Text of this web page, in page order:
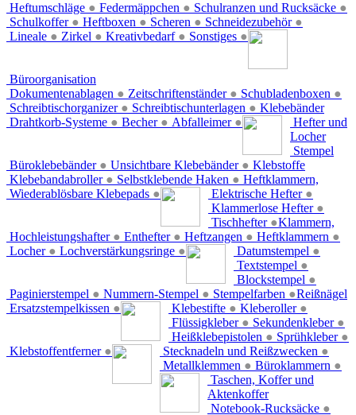
Heftumschläge ● Federmäppchen ● Schulranzen und Rucksäcke ●
Schulkoffer ● Heftboxen ● Scheren ● Schneidezubehör ●
Lineale ● Zirkel ● Kreativbedarf ● Sonstiges ●
Büroorganisation
Dokumentenablagen ● Zeitschriftenständer ● Schubladenboxen ●
Schreibtischorganizer ● Schreibtischunterlagen ●
Drahtkorb-Systeme ● Becher ● Abfalleimer ●
Klebebänder
Büroklebebänder ● Unsichtbare Klebebänder ●
Klebebandabroller ● Selbstklebende Haken ●
Wiederablösbare Klebepads ●
Hefter und
Locher
Elektrische Hefter ●
Klammerlose Hefter ●
Tischhefter ●
Hochleistungshafter ● Enthefter ● Heftzangen ● Heftklammern ●
Locher ● Lochverstärkungsringe ●
Stempel
Datumstempel ●
Textstempel ●
Blockstempel ●
Paginierstempel ● Nummern-Stempel ● Stempelfarben ●
Ersatzstempelkissen ●
Klebstoffe
Klebestifte ● Kleberoller ●
Flüssigkleber ● Sekundenkleber ●
Heißklebepistolen ● Sprühkleber ●
Klebstoffentferner ●
Heftklammern,
Klammern,
Reißnägel
Stecknadeln und Reißzwecken ●
Metallklemmen ● Büroklammern ●
Taschen, Koffer und
Aktenkoffer
Notebook-Rucksäcke ●